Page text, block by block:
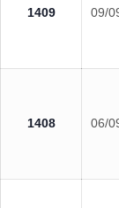
1409 09/
1408 06/